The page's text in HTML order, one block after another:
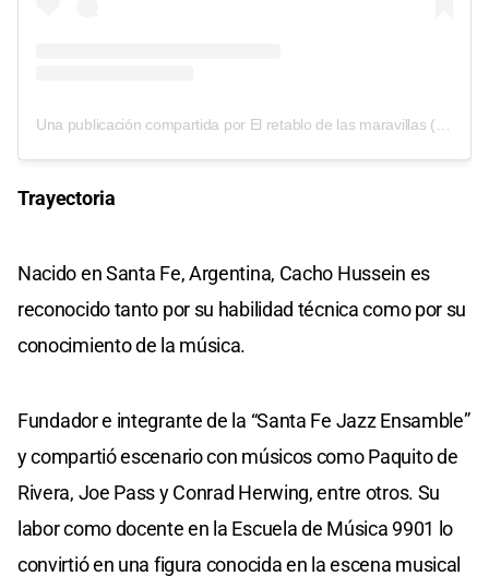
Una publicación compartida por El retablo de las maravillas (@elretablosala)
Trayectoria
Nacido en Santa Fe, Argentina, Cacho Hussein es
reconocido tanto por su habilidad técnica como por su
conocimiento de la música.
Fundador e integrante de la “Santa Fe Jazz Ensamble”
y compartió escenario con músicos como Paquito de
Rivera, Joe Pass y Conrad Herwing, entre otros. Su
labor como docente en la Escuela de Música 9901 lo
convirtió en una figura conocida en la escena musical